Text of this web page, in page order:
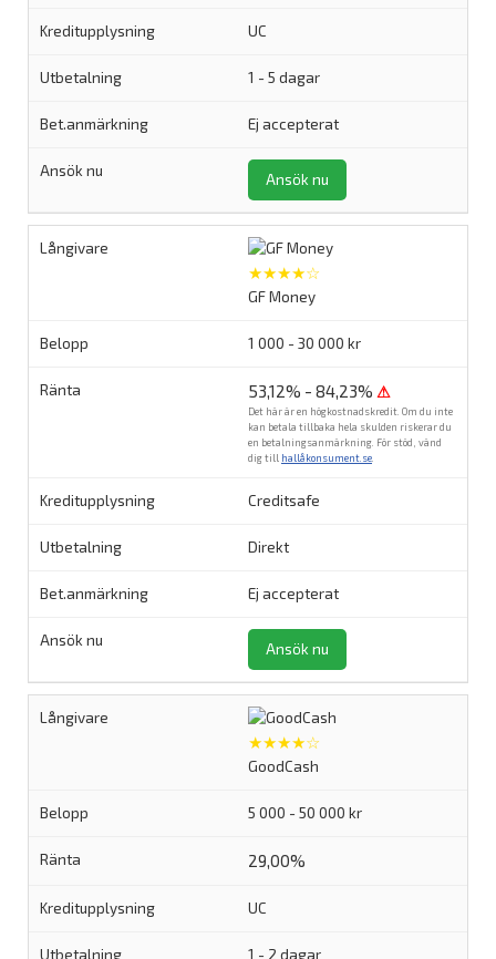
UC
1 - 5 dagar
Ej accepterat
Ansök nu
★★★★☆
GF Money
1 000 - 30 000 kr
53,12% - 84,23% ⚠
Det här är en högkostnadskredit. Om du inte
kan betala tillbaka hela skulden riskerar du
en betalningsanmärkning. För stöd, vänd
dig till hallåkonsument.se
Creditsafe
Direkt
Ej accepterat
Ansök nu
★★★★☆
GoodCash
5 000 - 50 000 kr
29,00%
UC
1 - 2 dagar